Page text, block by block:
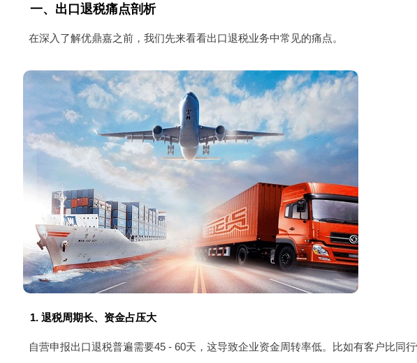
一、出口退税痛点剖析
在深入了解优鼎嘉之前，我们先来看看出口退税业务中常见的痛点。
1. 退税周期长、资金占压大
自营申报出口退税普遍需要45 - 60天，这导致企业资金周转率低。比如有客户比同